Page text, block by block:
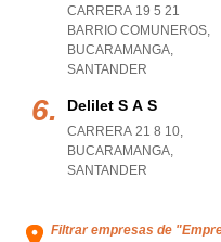
CARRERA 19 5 21
BARRIO COMUNEROS,
BUCARAMANGA,
SANTANDER
Delilet S A S
CARRERA 21 8 10,
BUCARAMANGA,
SANTANDER
Filtrar empresas de